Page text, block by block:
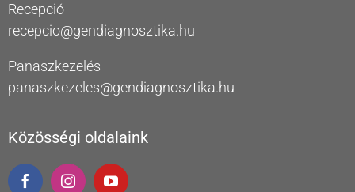
Recepció
recepcio@gendiagnosztika.hu
Panaszkezelés
panaszkezeles@gendiagnosztika.hu
Közösségi oldalaink